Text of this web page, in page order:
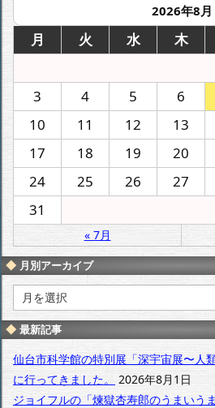
2026年8月
月 火 水 木
3
4 5 6
10
11 12 13
17
18 19 20
24
25 26 27
31
« 7月
月別アーカイブ
別
ア
ー
カ
イ
ブ
最新記事
仙台市科学館の特別展「深宇宙展〜人
に行ってきました。
2026年8月1日
ジョイフルの「煉獄杏寿郎のうまいう